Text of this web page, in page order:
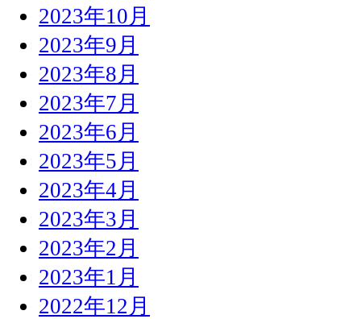
2023年10月
2023年9月
2023年8月
2023年7月
2023年6月
2023年5月
2023年4月
2023年3月
2023年2月
2023年1月
2022年12月